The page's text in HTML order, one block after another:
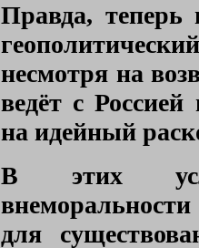
Правда, теперь
несмотря на
ведёт с
на идейный
В этих
для